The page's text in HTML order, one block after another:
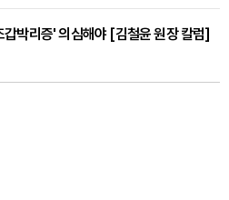
박리증' 의심해야 [김철윤 원장 칼럼]